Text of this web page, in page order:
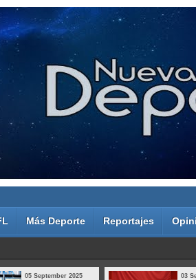
Más Deporte Reportajes
05 September 2025 03